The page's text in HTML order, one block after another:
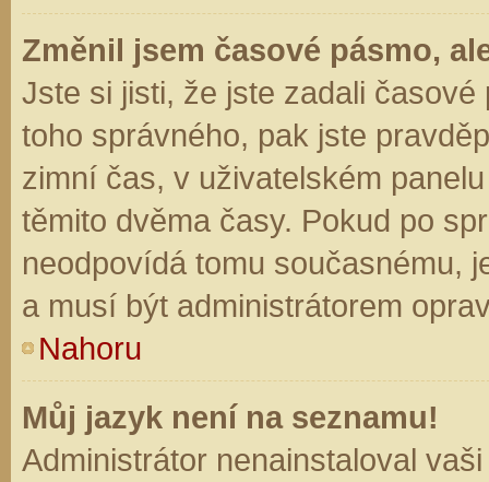
Změnil jsem časové pásmo,
Jste si jisti, že jste zadali
toho správného, pak jste
zimní čas, v uživatelském
těmito dvěma časy. Pokud po
neodpovídá tomu současnému,
a musí být administrátorem
Nahoru
Můj jazyk není na seznamu!
Administrátor nenainstaloval